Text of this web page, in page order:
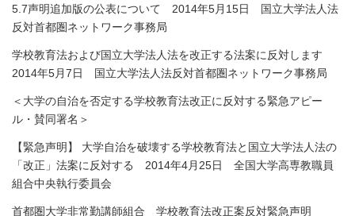
5.7声明追加版の公表について 2014年5月15日 国立大学法人法
反対首都圏ネットワーク事務局
学校教育法および国立大学法人法を改正する法案に反対します
2014年5月7日 国立大学法人法反対首都圏ネットワーク事務局
＜大学の自治を否定する学校教育法改正に反対する緊急アピー
ル・賛同署名＞
【緊急声明】 大学自治を破壊する学校教育法と国立大学法人法の
「改正」法案に反対する 2014年4月25日 全国大学高専教職員
組合中央執行委員会
首都圏大学非常勤講師組合 学校教育法改正案反対緊急声明